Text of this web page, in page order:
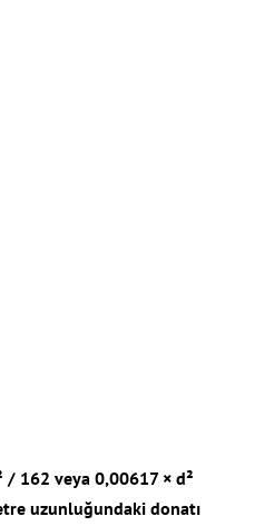
/ 162 veya 0,00617 × d²
donatı